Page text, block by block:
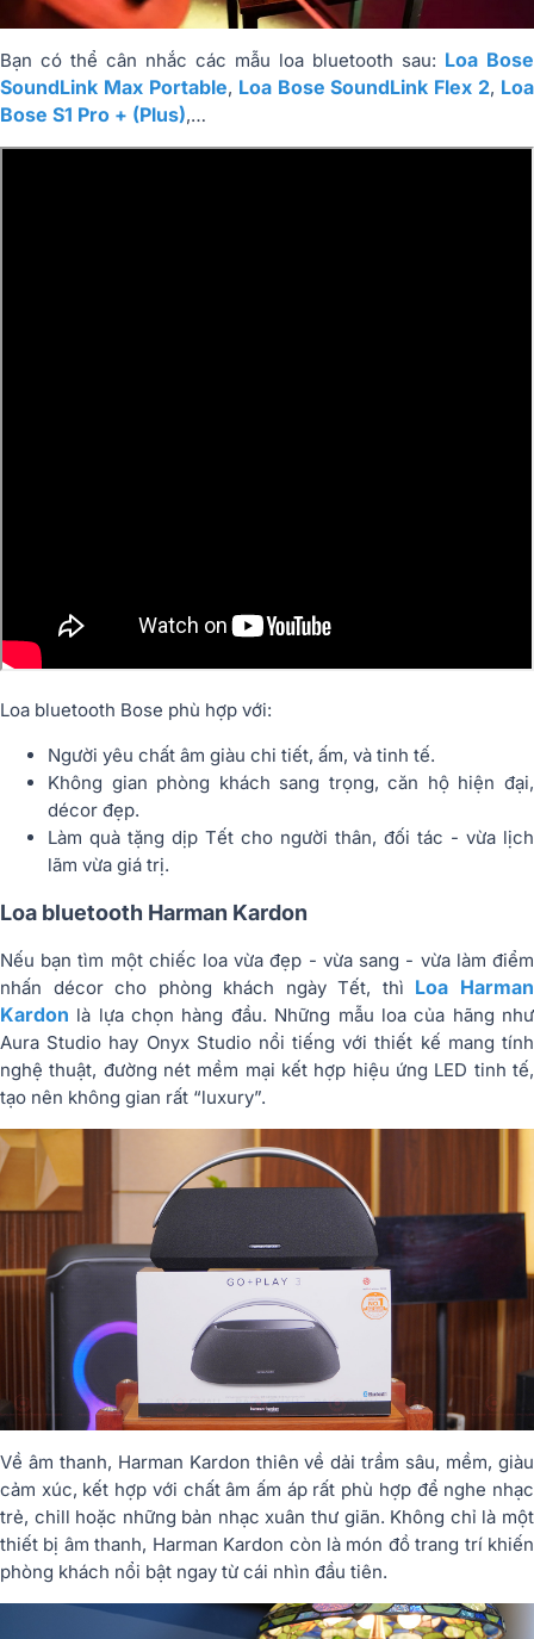
Bạn có thể cân nhắc các mẫu loa bluetooth sau: Loa Bose
SoundLink Max Portable, Loa Bose SoundLink Flex 2, Loa
Bose S1 Pro + (Plus),…
Loa bluetooth Bose phù hợp với:
Người yêu chất âm giàu chi tiết, ấm, và tinh tế.
Không gian phòng khách sang trọng, căn hộ hiện đại,
décor đẹp.
Làm quà tặng dịp Tết cho người thân, đối tác - vừa lịch
lãm vừa giá trị.
Loa bluetooth Harman Kardon
Nếu bạn tìm một chiếc loa vừa đẹp - vừa sang - vừa làm điểm
nhấn décor cho phòng khách ngày Tết, thì Loa Harman
Kardon là lựa chọn hàng đầu. Những mẫu loa của hãng như
Aura Studio hay Onyx Studio nổi tiếng với thiết kế mang tính
nghệ thuật, đường nét mềm mại kết hợp hiệu ứng LED tinh tế,
tạo nên không gian rất “luxury”.
Về âm thanh, Harman Kardon thiên về dải trầm sâu, mềm, giàu
cảm xúc, kết hợp với chất âm ấm áp rất phù hợp để nghe nhạc
trẻ, chill hoặc những bản nhạc xuân thư giãn. Không chỉ là một
thiết bị âm thanh, Harman Kardon còn là món đồ trang trí khiến
phòng khách nổi bật ngay từ cái nhìn đầu tiên.